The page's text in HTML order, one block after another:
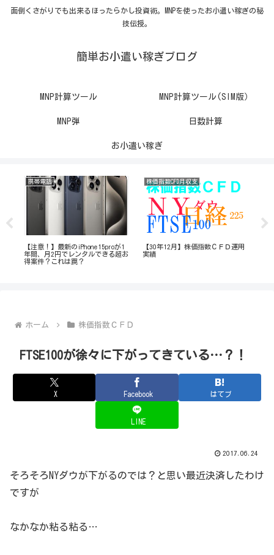
面倒くさがりでも出来るほったらかし投資術。MNPを使ったお小遣い稼ぎの秘
技伝授。
簡単お小遣い稼ぎブログ
MNP計算ツール MNP計算ツール(SIM版）
MNP弾 日数計算
お小遣い稼ぎ
携帯電話
【注意！】最新のiPhone15proが1
年間、月2円でレンタルできる超お
得案件？これは罠？
株価指数CFD月収支
【30年12月】株価指数ＣＦＤ運用
実績
ホーム 株価指数ＣＦＤ
FTSE100が徐々に下がってきている…？！
X Facebook はてブ
LINE
2017.06.24
そろそろNYダウが下がるのでは？と思い最近決済したわけ
ですが
なかなか粘る粘る…